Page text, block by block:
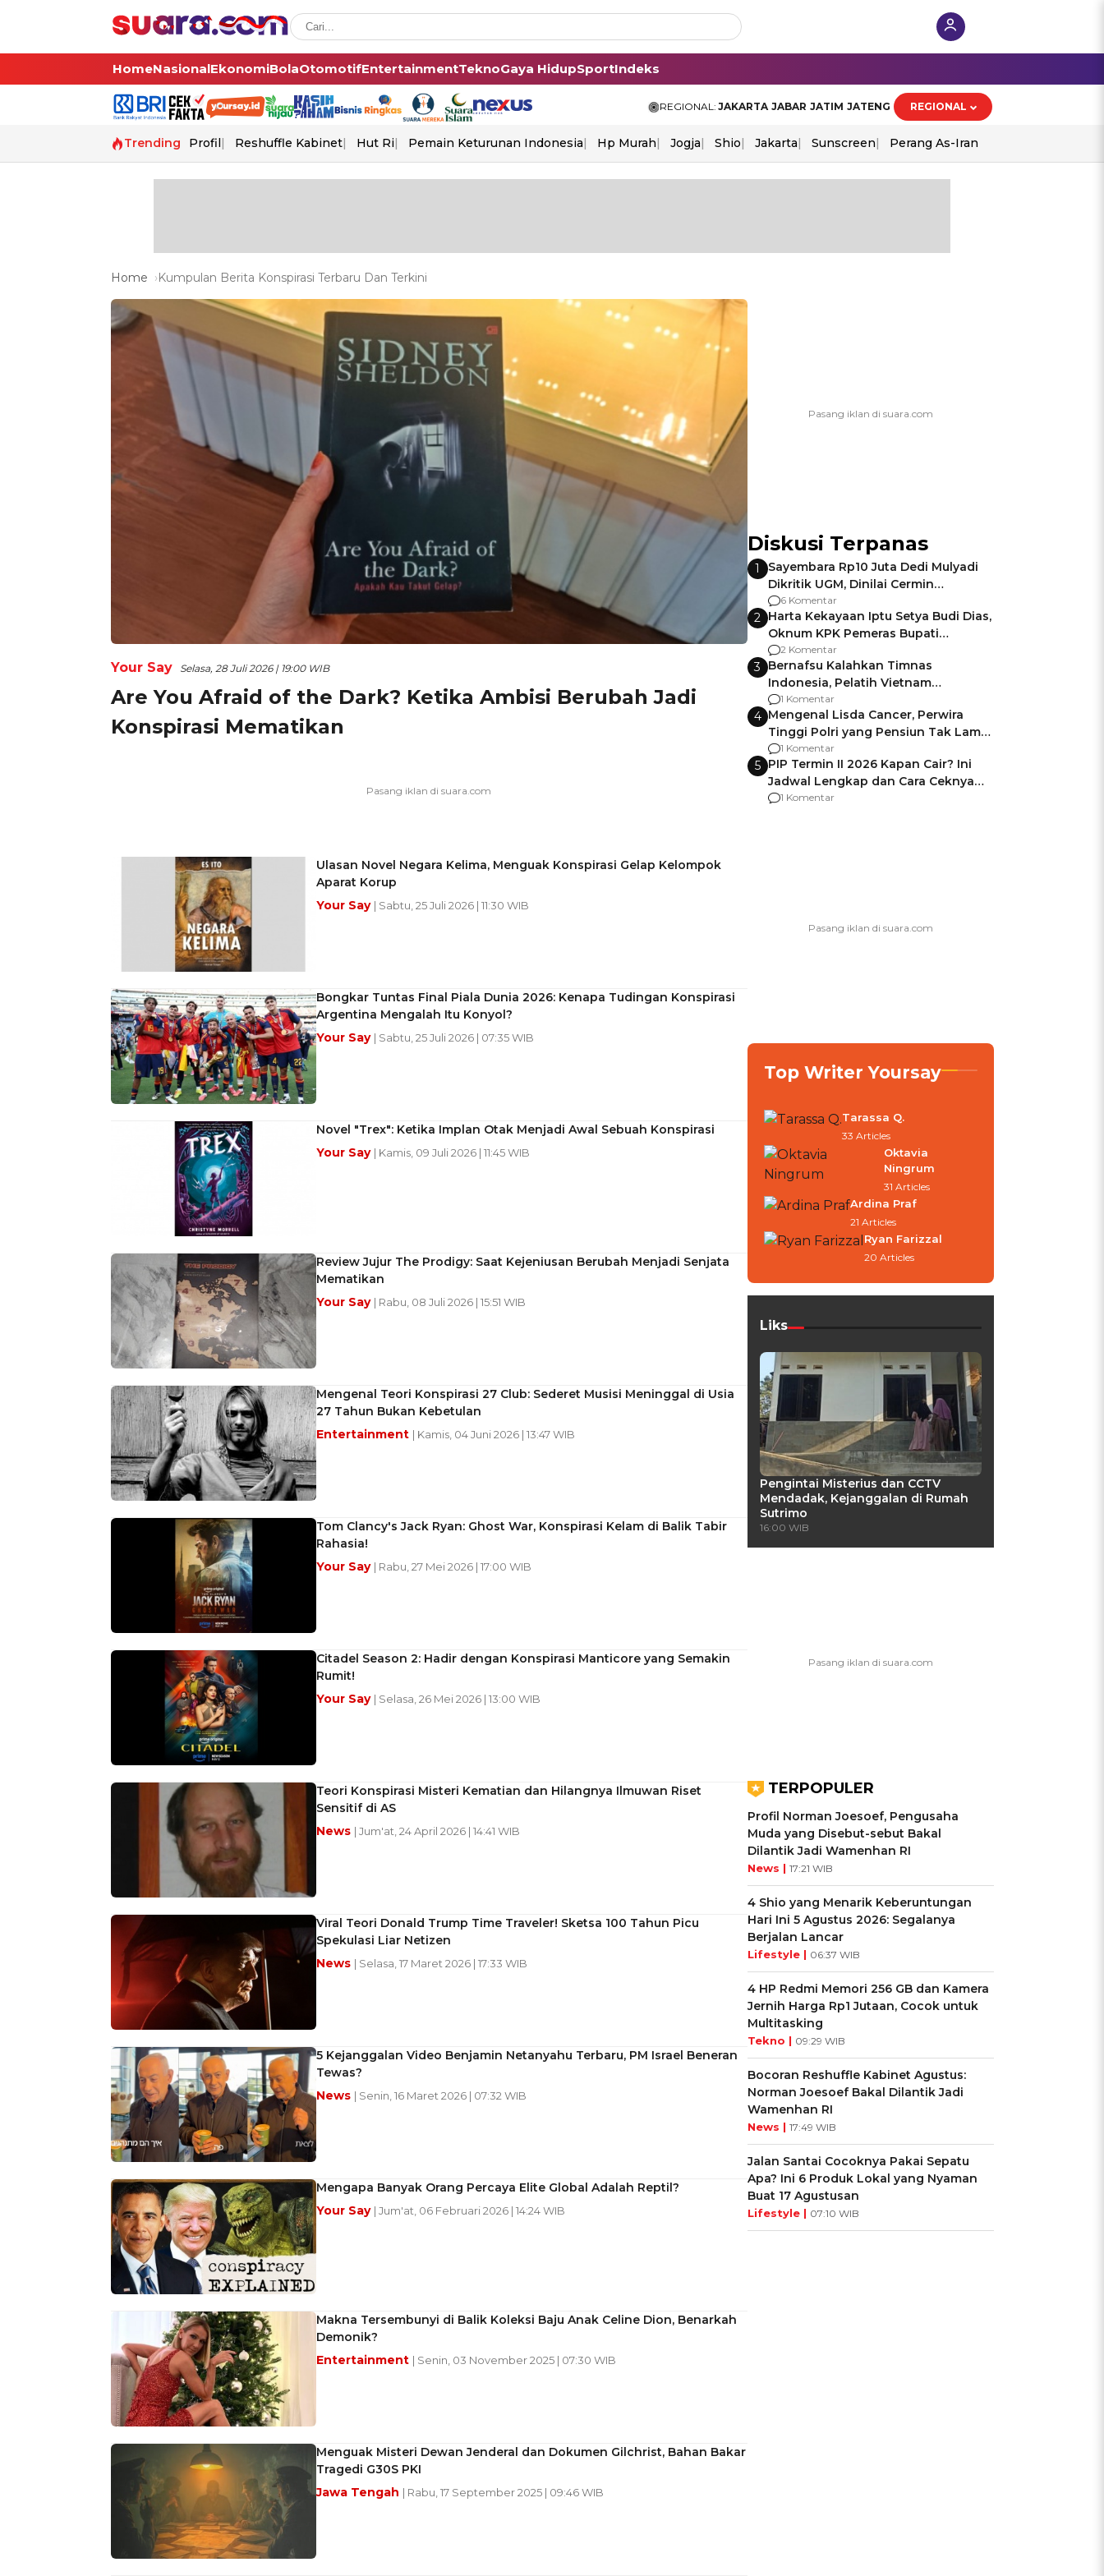
HomeNasionalEkonomiBolaOtomotifEntertainmentTeknoGaya HidupSportIndeks
REGIONAL: JAKARTA JABAR JATIM JATENG REGIONAL
Trending Profil Reshuffle Kabinet Hut Ri Pemain Keturunan Indonesia Hp Murah Jogja Shio Jakarta Sunscreen Perang As-Iran
Home Kumpulan Berita Konspirasi Terbaru Dan Terkini
Your Say Selasa, 28 Juli 2026 | 19:00 WIB
Are You Afraid of the Dark? Ketika Ambisi Berubah Jadi
Konspirasi Mematikan
Ulasan Novel Negara Kelima, Menguak Konspirasi Gelap Kelompok
Aparat Korup
Your Say | Sabtu, 25 Juli 2026 | 11:30 WIB
Bongkar Tuntas Final Piala Dunia 2026: Kenapa Tudingan Konspirasi
Argentina Mengalah Itu Konyol?
Your Say | Sabtu, 25 Juli 2026 | 07:35 WIB
Novel "Trex": Ketika Implan Otak Menjadi Awal Sebuah Konspirasi
Your Say | Kamis, 09 Juli 2026 | 11:45 WIB
Review Jujur The Prodigy: Saat Kejeniusan Berubah Menjadi Senjata
Mematikan
Your Say | Rabu, 08 Juli 2026 | 15:51 WIB
Mengenal Teori Konspirasi 27 Club: Sederet Musisi Meninggal di Usia
27 Tahun Bukan Kebetulan
Entertainment | Kamis, 04 Juni 2026 | 13:47 WIB
Tom Clancy's Jack Ryan: Ghost War, Konspirasi Kelam di Balik Tabir
Rahasia!
Your Say | Rabu, 27 Mei 2026 | 17:00 WIB
Citadel Season 2: Hadir dengan Konspirasi Manticore yang Semakin
Rumit!
Your Say | Selasa, 26 Mei 2026 | 13:00 WIB
Teori Konspirasi Misteri Kematian dan Hilangnya Ilmuwan Riset
Sensitif di AS
News | Jum'at, 24 April 2026 | 14:41 WIB
Viral Teori Donald Trump Time Traveler! Sketsa 100 Tahun Picu
Spekulasi Liar Netizen
News | Selasa, 17 Maret 2026 | 17:33 WIB
5 Kejanggalan Video Benjamin Netanyahu Terbaru, PM Israel Beneran
Tewas?
News | Senin, 16 Maret 2026 | 07:32 WIB
Mengapa Banyak Orang Percaya Elite Global Adalah Reptil?
Your Say | Jum'at, 06 Februari 2026 | 14:24 WIB
Makna Tersembunyi di Balik Koleksi Baju Anak Celine Dion, Benarkah
Demonik?
Entertainment | Senin, 03 November 2025 | 07:30 WIB
Menguak Misteri Dewan Jenderal dan Dokumen Gilchrist, Bahan Bakar
Tragedi G30S PKI
Jawa Tengah | Rabu, 17 September 2025 | 09:46 WIB
Diskusi Terpanas
1
Sayembara Rp10 Juta Dedi Mulyadi
Dikritik UGM, Dinilai Cermin
Gagalnya Negara Jamin Keamanan
6 Komentar
2 Harta Kekayaan Iptu Setya Budi Dias,
Oknum KPK Pemeras Bupati
Pemalang
2 Komentar
3 Bernafsu Kalahkan Timnas
Indonesia, Pelatih Vietnam
Berencana Pakai Jimat di Pakansari
1 Komentar
4 Mengenal Lisda Cancer, Perwira
Tinggi Polri yang Pensiun Tak Lama
Usai Jadi Brigjen
1 Komentar
5 PIP Termin II 2026 Kapan Cair? Ini
Jadwal Lengkap dan Cara Ceknya
agar Dana Tidak Hangus!
1 Komentar
Top Writer Yoursay
Tarassa Q.
33 Articles
Oktavia
Ningrum
31 Articles
Ardina Praf
21 Articles
Ryan Farizzal
20 Articles
Liks
Pengintai Misterius dan CCTV
Mendadak, Kejanggalan di Rumah
Sutrimo
16:00 WIB
TERPOPULER
Profil Norman Joesoef, Pengusaha
Muda yang Disebut-sebut Bakal
Dilantik Jadi Wamenhan RI
News | 17:21 WIB
4 Shio yang Menarik Keberuntungan
Hari Ini 5 Agustus 2026: Segalanya
Berjalan Lancar
Lifestyle | 06:37 WIB
4 HP Redmi Memori 256 GB dan Kamera
Jernih Harga Rp1 Jutaan, Cocok untuk
Multitasking
Tekno | 09:29 WIB
Bocoran Reshuffle Kabinet Agustus:
Norman Joesoef Bakal Dilantik Jadi
Wamenhan RI
News | 17:49 WIB
Jalan Santai Cocoknya Pakai Sepatu
Apa? Ini 6 Produk Lokal yang Nyaman
Buat 17 Agustusan
Lifestyle | 07:10 WIB